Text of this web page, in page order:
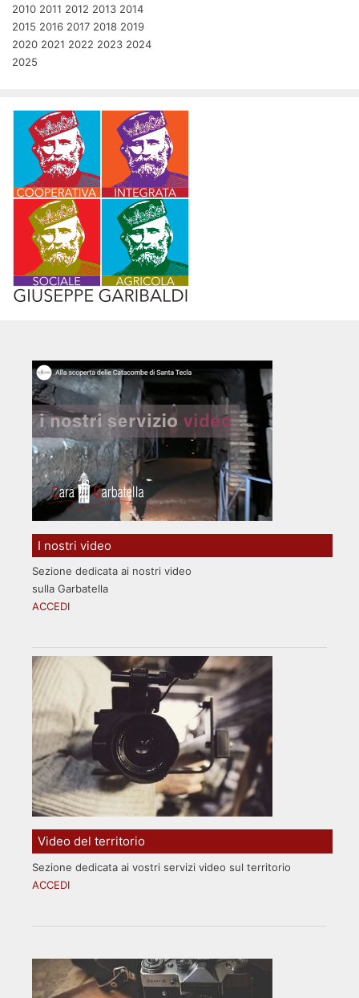
2010 2011 2012 2013 2014
2015 2016 2017 2018 2019
2020 2021 2022 2023 2024
2025
I nostri video
Sezione dedicata ai nostri video
sulla Garbatella
ACCEDI
Video del territorio
Sezione dedicata ai vostri servizi video sul territorio
ACCEDI